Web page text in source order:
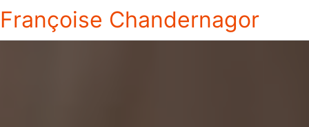
Françoise Chandernagor